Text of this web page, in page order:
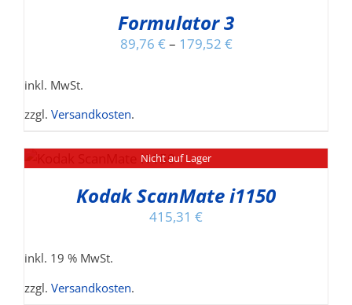
Formulator 3
89,76 € – 179,52 €
inkl. MwSt.
zzgl. Versandkosten.
Nicht auf Lager
Kodak ScanMate i1150
415,31 €
inkl. 19 % MwSt.
zzgl. Versandkosten.